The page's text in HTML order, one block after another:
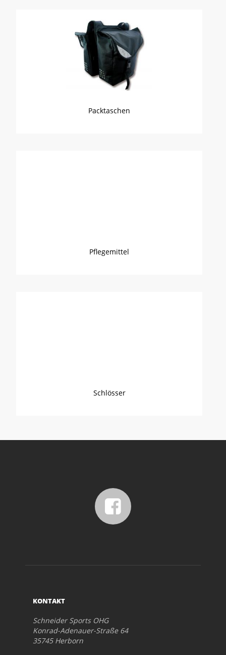
Packtaschen
Pflegemittel
Schlösser
KONTAKT
Schneider Sports OHG
Konrad-Adenauer-Straße 64
35745 Herborn